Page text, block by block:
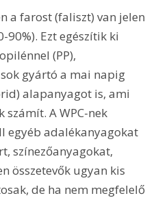
a farost (faliszt) van jelen
90%). Ezt egészítik ki
(PP),
gyártó a mai napig
alapanyagot is, ami
A WPC-nek
egyéb adalékanyagokat
színezőanyagokat,
összetevők ugyan kis
de ha nem megfelelő